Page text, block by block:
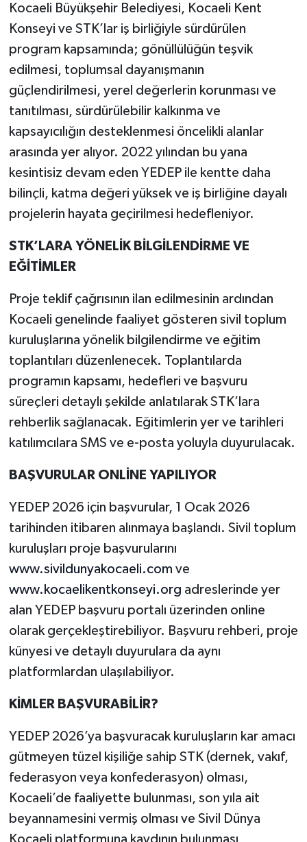
Kocaeli Büyükşehir Belediyesi, Kocaeli Kent
Konseyi ve STK’lar iş birliğiyle sürdürülen
program kapsamında; gönüllülüğün teşvik
edilmesi, toplumsal dayanışmanın
güçlendirilmesi, yerel değerlerin korunması ve
tanıtılması, sürdürülebilir kalkınma ve
kapsayıcılığın desteklenmesi öncelikli alanlar
arasında yer alıyor. 2022 yılından bu yana
kesintisiz devam eden YEDEP ile kentte daha
bilinçli, katma değeri yüksek ve iş birliğine dayalı
projelerin hayata geçirilmesi hedefleniyor.
STK’LARA YÖNELİK BİLGİLENDİRME VE
EĞİTİMLER
Proje teklif çağrısının ilan edilmesinin ardından
Kocaeli genelinde faaliyet gösteren sivil toplum
kuruluşlarına yönelik bilgilendirme ve eğitim
toplantıları düzenlenecek. Toplantılarda
programın kapsamı, hedefleri ve başvuru
süreçleri detaylı şekilde anlatılarak STK’lara
rehberlik sağlanacak. Eğitimlerin yer ve tarihleri
katılımcılara SMS ve e-posta yoluyla duyurulacak.
BAŞVURULAR ONLİNE YAPILIYOR
YEDEP 2026 için başvurular, 1 Ocak 2026
tarihinden itibaren alınmaya başlandı. Sivil toplum
kuruluşları proje başvurularını
www.sivildunyakocaeli.com ve
www.kocaelikentkonseyi.org adreslerinde yer
alan YEDEP başvuru portalı üzerinden online
olarak gerçekleştirebiliyor. Başvuru rehberi, proje
künyesi ve detaylı duyurulara da aynı
platformlardan ulaşılabiliyor.
KİMLER BAŞVURABİLİR?
YEDEP 2026’ya başvuracak kuruluşların kar amacı
gütmeyen tüzel kişiliğe sahip STK (dernek, vakıf,
federasyon veya konfederasyon) olması,
Kocaeli’de faaliyette bulunması, son yıla ait
beyannamesini vermiş olması ve Sivil Dünya
Kocaeli platformuna kaydının bulunması